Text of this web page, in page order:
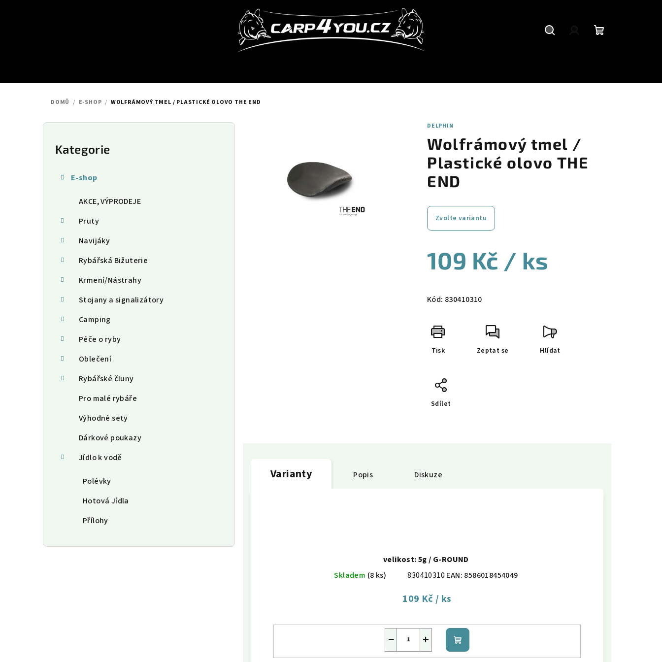
DOMŮ / E-SHOP / WOLFRÁMOVÝ TMEL / PLASTICKÉ OLOVO THE END
P
Přeskočit
kategorie
Kategorie
E-shop
AKCE, VÝPRODEJE
Pruty
Navijáky
Rybářská Bižuterie
Krmení/Nástrahy
Stojany a signalizátory
Camping
Péče o ryby
Oblečení
Rybářské čluny
Pro malé rybáře
Výhodné sety
Dárkové poukazy
Jídlo k vodě
Polévky
Hotová Jídla
Přílohy
DELPHIN
Wolfrámový tmel /
Plastické olovo THE
END
Zvolte variantu
109 Kč / ks
cena:
Kód: 830410310
Tisk Zeptat se Hlídat
Sdílet
Varianty Popis Diskuze
velikost: 5g / G-ROUND
Skladem (8 ks) 830410310 EAN: 8586018454049
109 Kč/ ks
+
− Do
košíku